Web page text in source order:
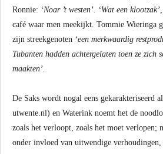
Ronnie: ‘Noar ’t westen’. ‘Wat een klootzak’,
café waar men meekijkt. Tommie Wieringa
zijn streekgenoten ‘een merkwaardig
Tubanten hadden achtergelaten toen ze zich
maakten’.
De Saks wordt nogal eens gekarakteriseerd
utwente.nl) en Waterink noemt het de
zoals het verloopt, zoals het moet verlopen;
onder invloed van uitwendige verhoudingen,